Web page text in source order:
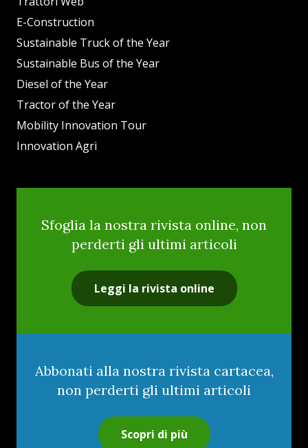
E-Construction
Sustainable Truck of the Year
Sustainable Bus of the Year
Diesel of the Year
Tractor of the Year
Mobility Innovation Tour
Innovation Agri
Sfoglia la nostra rivista online, non
perderti gli ultimi articoli
Leggi la rivista online
Abbonati alla nostra rivista cartacea,
non perderti gli ultimi articoli
Scopri di più